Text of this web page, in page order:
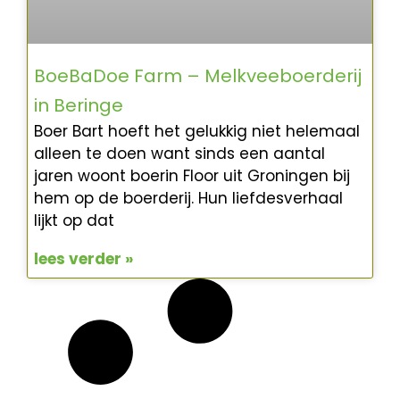
BoeBaDoe Farm – Melkveeboerderij
in Beringe
Boer Bart hoeft het gelukkig niet helemaal
alleen te doen want sinds een aantal
jaren woont boerin Floor uit Groningen bij
hem op de boerderij. Hun liefdesverhaal
lijkt op dat
lees verder »